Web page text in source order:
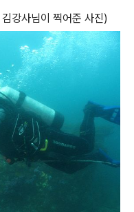
강사님이 찍어준 사진)